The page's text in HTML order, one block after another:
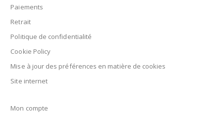
Paiements
Retrait
Politique de confidentialité
Cookie Policy
Mise à jour des préférences en matière de cookies
Site internet
Mon compte